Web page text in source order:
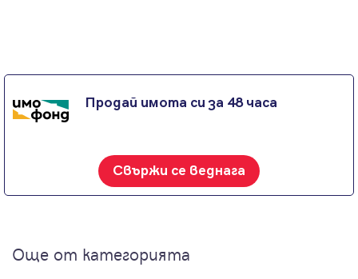
Продай имота си за 48 часа
Свържи се веднага
Още от категорията